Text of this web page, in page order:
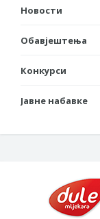
Новости
Обавјештења
Конкурси
Јавне набавке